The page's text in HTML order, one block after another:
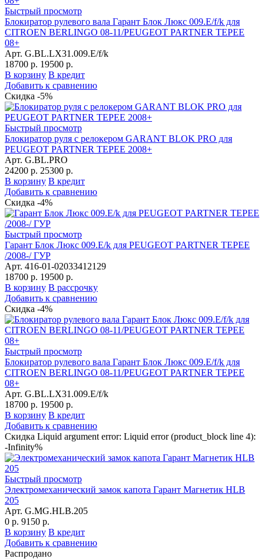
Быстрый просмотр
Блокиратор рулевого вала Гарант Блок Люкс 009.E/f/k для
CITROEN BERLINGO 08-11/PEUGEOT PARTNER TEPEE
08+
Арт. G.BL.LX31.009.E/f/k
18700 р. 19500 р.
В корзину В кредит
Добавить к сравнению
Скидка -5%
Быстрый просмотр
Блокиратор руля с релокером GARANT BLOK PRO для
PEUGEOT PARTNER TEPEE 2008+
Арт. G.BL.PRO
24200 р. 25300 р.
В корзину В кредит
Добавить к сравнению
Скидка -4%
Быстрый просмотр
Гарант Блок Люкс 009.E/k для PEUGEOT PARTNER TEPEE
/2008-/ ГУР
Арт. 416-01-02033412129
18700 р. 19500 р.
В корзину В рассрочку
Добавить к сравнению
Скидка -4%
Быстрый просмотр
Блокиратор рулевого вала Гарант Блок Люкс 009.E/f/k для
CITROEN BERLINGO 08-11/PEUGEOT PARTNER TEPEE
08+
Арт. G.BL.LX31.009.E/f/k
18700 р. 19500 р.
В корзину В кредит
Добавить к сравнению
Скидка Liquid argument error: Liquid error (product_block line 4):
-Infinity%
Быстрый просмотр
Электромеханический замок капота Гарант Магнетик HLB
205
Арт. G.MG.HLB.205
0 р. 9150 р.
В корзину В кредит
Добавить к сравнению
Распродано